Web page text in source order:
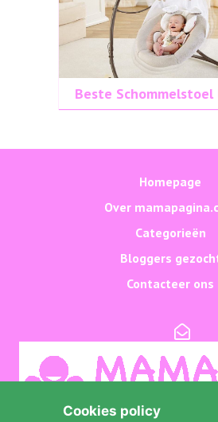
Beste Schommelstoel
Homepage
Over
Categorieën
Bloggers
Contacteer ons
Cookies policy